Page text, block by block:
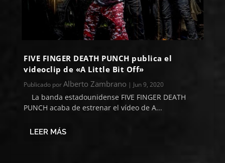
FIVE FINGER DEATH PUNCH publica el
videoclip de «A Little Bit Off»
Publicado porAlberto Zambrano | Jun 9, 2020
La banda estadounidense FIVE FINGER DEATH
PUNCH acaba de estrenar el vídeo de A...
LEER MÁS